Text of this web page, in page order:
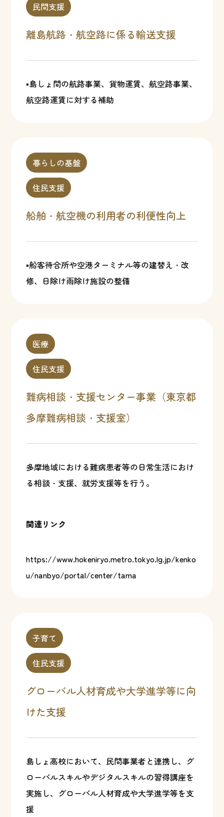
民間支援
離島航路・航空路に係る輸送支援
▪島しょ間の航路事業、貨物運賃、航空路事業、
航空路運賃に対する補助
暮らしの基盤
住民支援
船舶・航空機の利用者の利便性向上
▪船客待合所や空港ターミナル等の建替え・改
修、日除け雨除け施設の整備
医療
住民支援
難病相談・支援センター事業（東京都
多摩難病相談・支援室）
多摩地域における難病患者等の日常生活におけ
る相談・支援、就労支援等を行う。
関連リンク
https://www.hokeniryo.metro.tokyo.lg.jp/kenko
u/nanbyo/portal/center/tama
子育て
住民支援
グローバル人材育成や大学進学等に向
けた支援
島しょ高校において、民間事業者と連携し、グ
ローバルスキルやデジタルスキルの習得講座を
実施し、グローバル人材育成や大学進学等を支
援